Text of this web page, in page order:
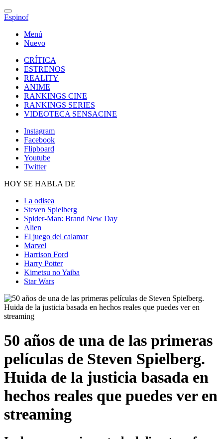
Espinof
Menú
Nuevo
CRÍTICA
ESTRENOS
REALITY
ANIME
RANKINGS CINE
RANKINGS SERIES
VIDEOTECA SENSACINE
Instagram
Facebook
Flipboard
Youtube
Twitter
HOY SE HABLA DE
La odisea
Steven Spielberg
Spider-Man: Brand New Day
Alien
El juego del calamar
Marvel
Harrison Ford
Harry Potter
Kimetsu no Yaiba
Star Wars
50 años de una de las primeras
películas de Steven Spielberg.
Huida de la justicia basada en
hechos reales que puedes ver en
streaming